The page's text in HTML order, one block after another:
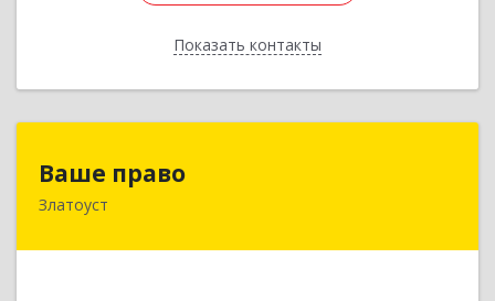
Показать контакты
Назад
Ваше право
Златоуст